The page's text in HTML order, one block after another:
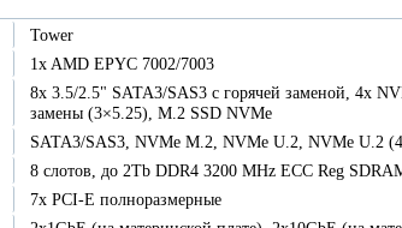
Tower
1x AMD EPYC 7002/7003
8x 3.5/2.5" SATA3/SAS3 с горячей заменой, 4x
замены (3×5.25), M.2 SSD NVMe
SATA3/SAS3, NVMe M.2, NVMe U.2, NVMe U.2
8 слотов, до 2Tb DDR4 3200 MHz ECC Reg
7x PCI-E полноразмерные